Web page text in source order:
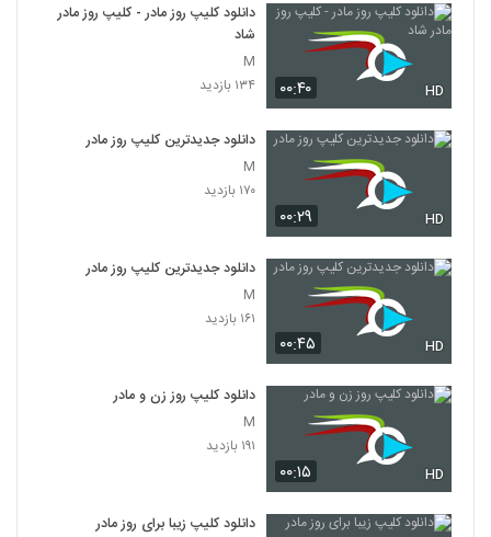
۰۰:۴۰ HD
دانلود کلیپ روز مادر - کلیپ روز مادر
شاد
M
۱۳۴ بازدید
۰۰:۲۹ HD
دانلود جدیدترین کلیپ روز مادر
M
۱۷۰ بازدید
۰۰:۴۵ HD
دانلود جدیدترین کلیپ روز مادر
M
۱۶۱ بازدید
۰۰:۱۵ HD
دانلود کلیپ روز زن و مادر
M
۱۹۱ بازدید
دانلود کلیپ زیبا برای روز مادر